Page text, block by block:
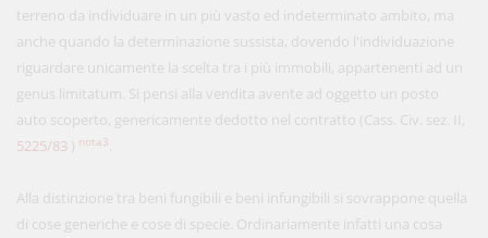
terreno da individuare in un più vasto ed indeterminato ambito, ma
anche quando la determinazione sussista, dovendo l'individuazione
riguardare unicamente la scelta tra i più immobili, appartenenti ad un
genus limitatum. Si pensi alla vendita avente ad oggetto un posto
auto scoperto, genericamente dedotto nel contratto (Cass. Civ. sez. II,
5225/83 ) nota3
Alla distinzione tra beni fungibili e beni infungibili si sovrappone quella
di cose generiche e cose di specie. Ordinariamente infatti una cosa